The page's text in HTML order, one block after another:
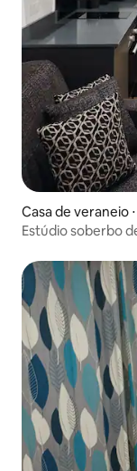
Casa de veraneio
Estúdio soberbo